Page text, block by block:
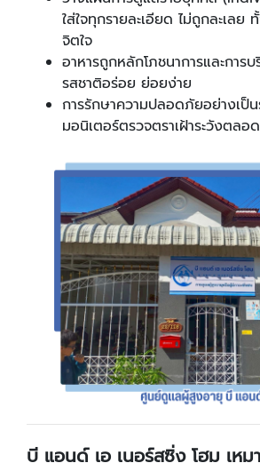
ใส่ใจทุกรายละเอียด ไม่ถูกละเล
จิตใจ
อาหารถูกหลักโภชนาการและการ
รสชาติอร่อย ย่อยง่าย
การรักษาความปลอดภัยอย่างเป็น
มอนิเตอร์ตรวจตราเฝ้าระวังตลอด
บี แอนด์ เอ เนอร์สซิ่ง โฮม เหม